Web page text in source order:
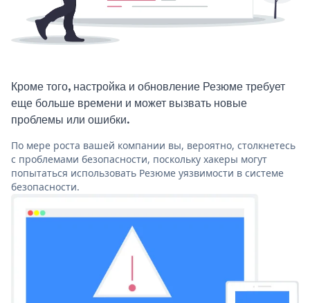
Кроме того, настройка и обновление Резюме требует
еще больше времени и может вызвать новые
проблемы или ошибки.
По мере роста вашей компании вы, вероятно, столкнетесь
с проблемами безопасности, поскольку хакеры могут
попытаться использовать Резюме уязвимости в системе
безопасности.